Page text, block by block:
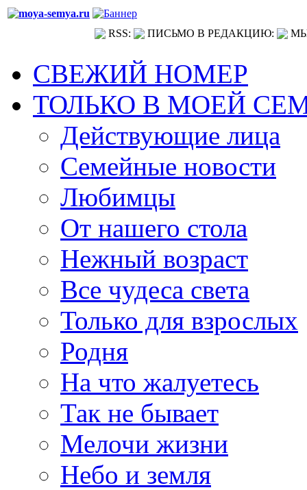
RSS: ПИСЬМО В РЕДАКЦИЮ:
СВЕЖИЙ НОМЕР
ТОЛЬКО В МОЕЙ
Действующие лица
Семейные новости
Любимцы
От нашего стола
Нежный возраст
Все чудеса света
Только для взрослых
Родня
На что жалуетесь
Так не бывает
Мелочи жизни
Небо и земля